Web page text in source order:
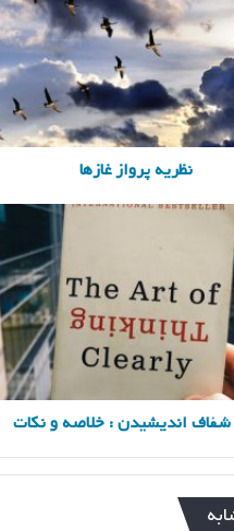
نظریه پرواز غازها
شفاف اندیشیدن : خلاصه و نکات